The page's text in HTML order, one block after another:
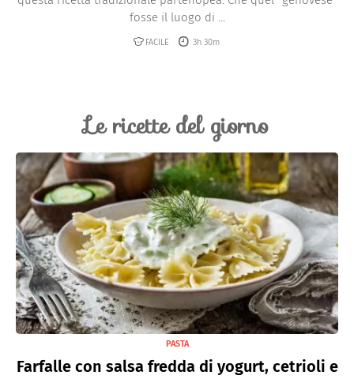
fosse il luogo di ...
FACILE 3h 30m
Le ricette del giorno
PASTA
Farfalle con salsa fredda di yogurt, cetrioli e